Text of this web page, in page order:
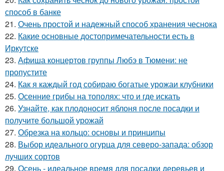
способ в банке
21. Очень простой и надежный способ хранения чеснока
22. Какие основные достопримечательности есть в
Иркутске
23. Афиша концертов группы Любэ в Тюмени: не
пропустите
24. Как я каждый год собираю богатые урожаи клубники
25. Осенние грибы на тополях: что и где искать
26. Узнайте, как плодоносит яблоня после посадки и
получите большой урожай
27. Обрезка на кольцо: основы и принципы
28. Выбор идеального огурца для северо-запада: обзор
лучших сортов
29. Осень - идеальное время для посадки деревьев и